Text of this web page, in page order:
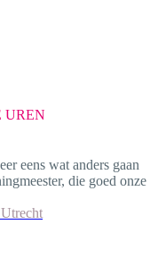
UREN
eens wat anders gaan
die goed onze